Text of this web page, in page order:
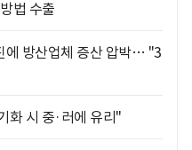
법 수출
에 방산업체 증산 압박… "3
화 시 중·러에 유리"